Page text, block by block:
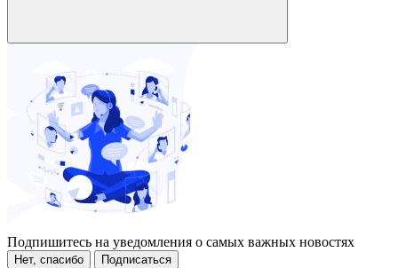
Подпишитесь на уведомления о самых важных новостях
Нет, спасибо Подписаться